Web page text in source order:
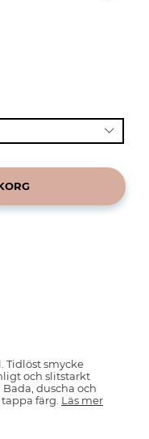
Tidlöst smycke
och slitstarkt
duscha och
färg. Läs mer